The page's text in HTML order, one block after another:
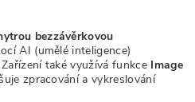
bezzávěrkovou
AI (umělé inteligence)
také využívá funkce Image
zpracování a vykreslování